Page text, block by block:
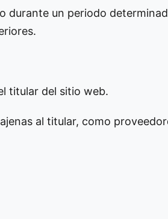
durante un periodo
titular del sitio web.
al titular, como